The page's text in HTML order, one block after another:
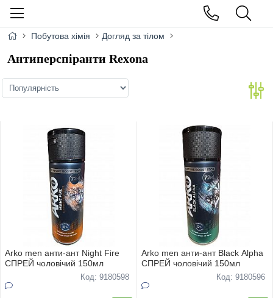
Побутова хімія Догляд за тілом
Антиперспіранти Rexona
Arko men анти-ант Night Fire
СПРЕЙ чоловічий 150мл
Код: 9180598
Arko men анти-ант Black Alpha
СПРЕЙ чоловічий 150мл
Код: 9180596